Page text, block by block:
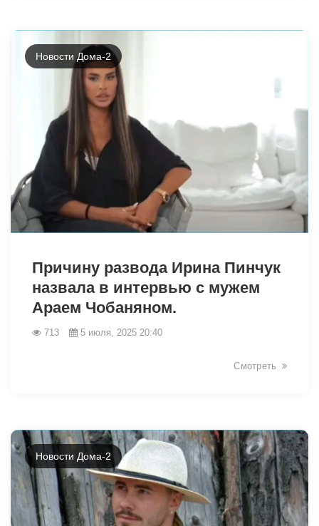
Новости Дома-2
Причину развода Ирина Пинчук
назвала в интервью с мужем
Араем Чобаняном.
713 5 июля, 2025 20:40
Смотреть
Новости Дома-2